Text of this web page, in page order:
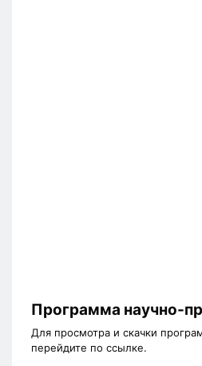
Программа научно-
Для просмотра и скачки
перейдите по ссылке.